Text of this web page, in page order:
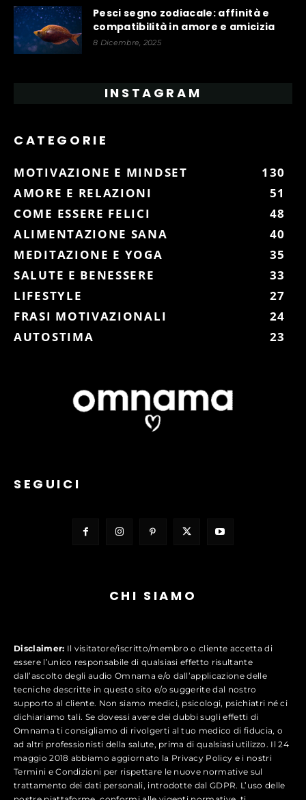
Pesci segno zodiacale: affinità e
compatibilità in amore e amicizia
8 Dicembre, 2025
INSTAGRAM
CATEGORIE
MOTIVAZIONE E MINDSET
130
AMORE E RELAZIONI
51
COME ESSERE FELICI
48
ALIMENTAZIONE SANA
40
MEDITAZIONE E YOGA
35
SALUTE E BENESSERE
33
LIFESTYLE
27
FRASI MOTIVAZIONALI
24
AUTOSTIMA
23
SEGUICI
CHI SIAMO
Disclaimer: Il visitatore/iscritto/membro o cliente accetta di
essere l’unico responsabile di qualsiasi effetto risultante
dall’ascolto degli audio Omnama e/o dall’applicazione delle
tecniche descritte in questo sito e/o suggerite dal nostro
supporto al cliente. Non siamo medici, psicologi, psichiatri né ci
dichiariamo tali. Se dovessi avere dei dubbi sugli effetti di
Omnama ti consigliamo di rivolgerti al tuo medico di fiducia, o
ad altri professionisti della salute, prima di qualsiasi utilizzo. Il 24
maggio 2018 abbiamo aggiornato la Privacy Policy e i nostri
Termini e Condizioni per rispettare le nuove normative sul
trattamento dei dati personali, introdotte dal GDPR. L’uso delle